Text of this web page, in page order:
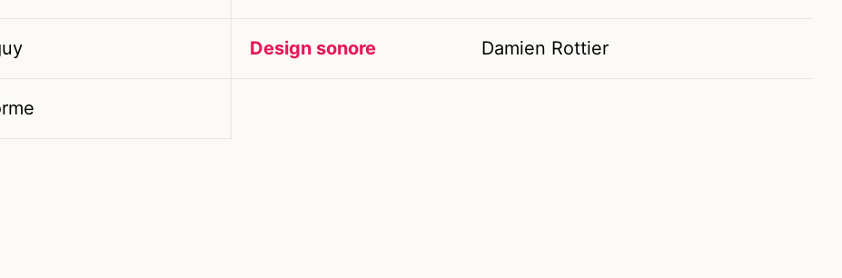
Design sonore Damien Rottier